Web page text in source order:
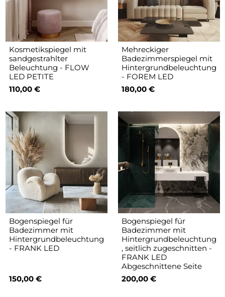
Kosmetikspiegel mit
sandgestrahlter
Beleuchtung - FLOW
LED PETITE
110,00 €
Mehreckiger
Badezimmerspiegel mit
Hintergrundbeleuchtung
- FOREM LED
180,00 €
Bogenspiegel für
Badezimmer mit
Hintergrundbeleuchtung
- FRANK LED
150,00 €
Bogenspiegel für
Badezimmer mit
Hintergrundbeleuchtung
, seitlich zugeschnitten -
FRANK LED
Abgeschnittene Seite
200,00 €